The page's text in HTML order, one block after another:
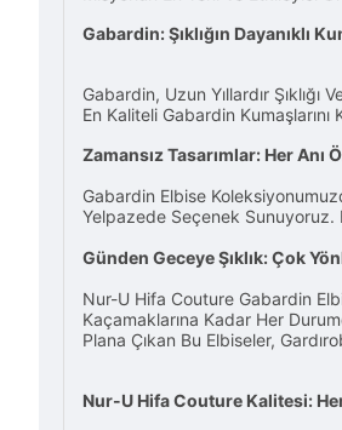
Gabardin: Şıklığın Dayanıklı
Gabardin, Uzun Yıllardır
En Kaliteli Gabardin
Zamansız Tasarımlar: Her Anı
Gabardin Elbise
Yelpazede Seçenek Sunuyoruz.
Günden Geceye Şıklık: Çok
Nur-U Hifa Couture Gabardin
Kaçamaklarına Kadar Her
Plana Çıkan Bu Elbiseler,
Nur-U Hifa Couture Kalitesi: